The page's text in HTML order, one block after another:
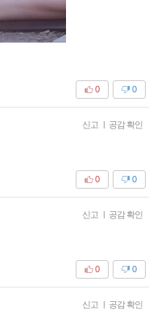
0
0
신고 | 공감 확인
0
0
신고 | 공감 확인
0
0
신고 | 공감 확인